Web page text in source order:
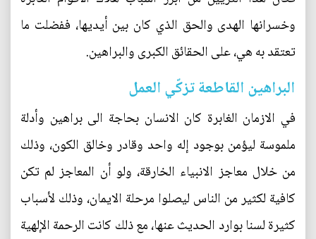
وخسرانها الهدى والحق الذي كان بين أيديها، ففضلت ما
تعتقد به هي، على الحقائق الكبرى والبراهين.
البراهين القاطعة تزكّي العمل
في الازمان الغابرة كان الانسان بحاجة الى براهين وأدلة
ملموسة ليؤمن بوجود إله واحد وقادر وخالق الكون، وذلك
من خلال معاجز الانبياء الخارقة، ولو أن المعاجز لم تكن
كافية لكثير من الناس ليصلوا مرحلة الايمان، وذلك لأسباب
كثيرة لسنا بوارد الحديث عنها، مع ذلك كانت الرحمة الإلهية